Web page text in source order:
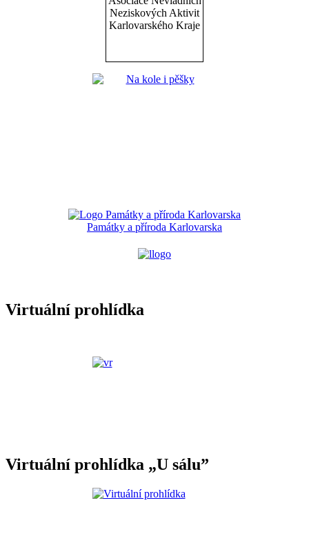
Památky a příroda Karlovarska
Virtuální prohlídka
Virtuální prohlídka „U sálu”